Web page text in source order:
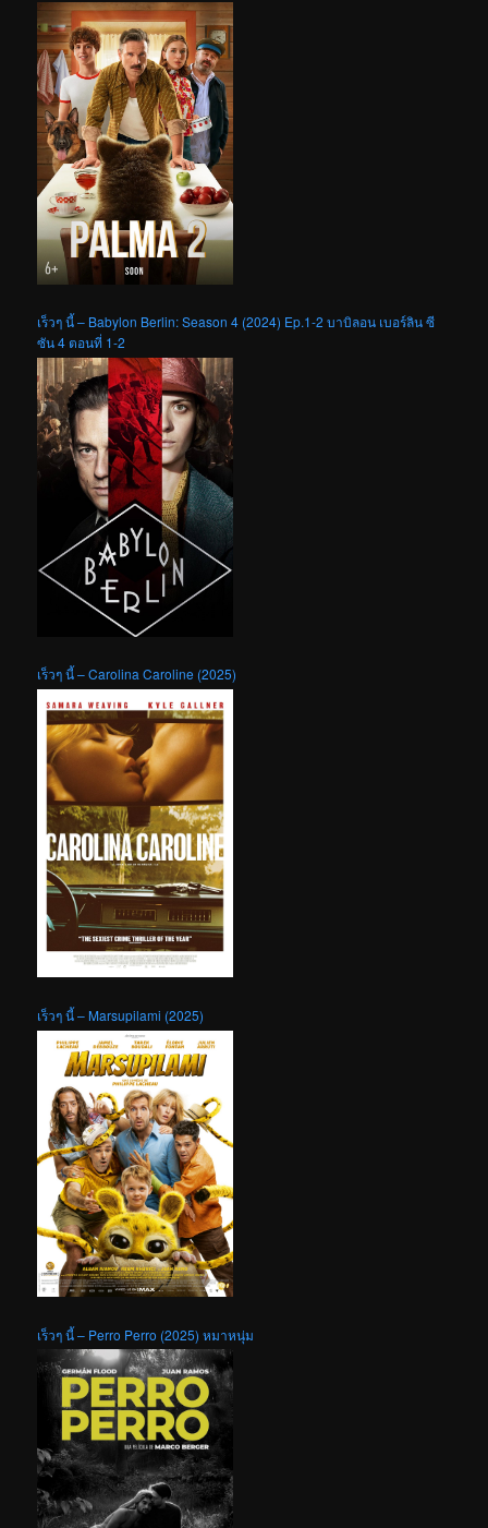
เร็วๆ นี้ – Babylon Berlin: Season 4 (2024) Ep.1-2 บาบิลอน เบอร์ลิน ซี
ซัน 4 ตอนที่ 1-2
เร็วๆ นี้ – Carolina Caroline (2025)
เร็วๆ นี้ – Marsupilami (2025)
เร็วๆ นี้ – Perro Perro (2025) หมาหนุ่ม